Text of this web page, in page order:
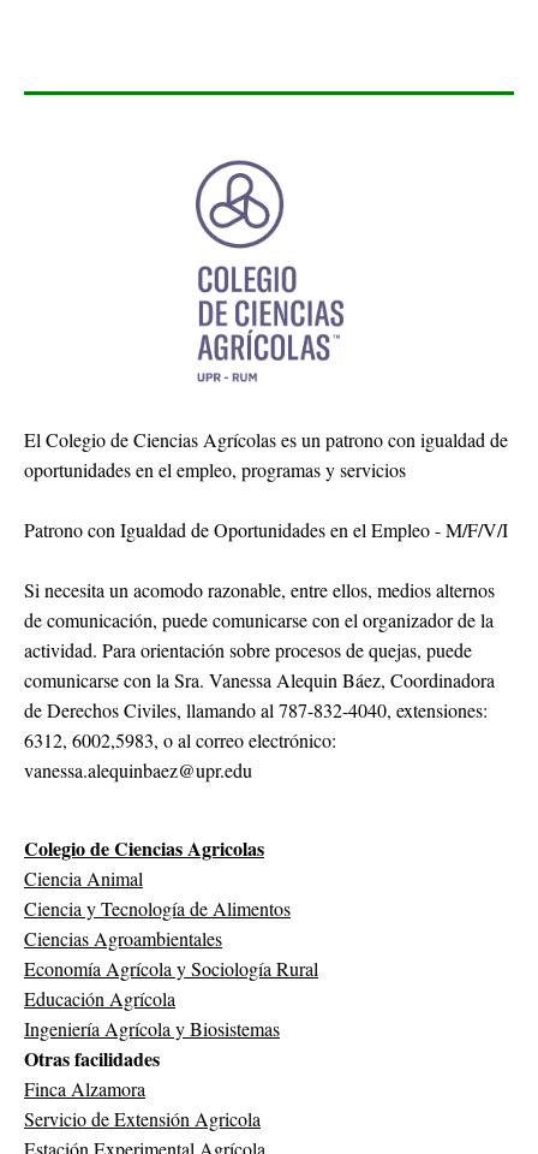
El Colegio de Ciencias Agrícolas es un patrono con igualdad de
oportunidades en el empleo, programas y servicios
Patrono con Igualdad de Oportunidades en el Empleo - M/F/V/I
Si necesita un acomodo razonable, entre ellos, medios alternos
de comunicación, puede comunicarse con el organizador de la
actividad. Para orientación sobre procesos de quejas, puede
comunicarse con la Sra. Vanessa Alequin Báez, Coordinadora
de Derechos Civiles, llamando al 787-832-4040, extensiones:
6312, 6002,5983, o al correo electrónico:
vanessa.alequinbaez@upr.edu
Colegio de Ciencias Agricolas
Ciencia Animal
Ciencia y Tecnología de Alimentos
Ciencias Agroambientales
Economía Agrícola y Sociología Rural
Educación Agrícola
Ingeniería Agrícola y Biosistemas
Otras facilidades
Finca Alzamora
Servicio de Extensión Agricola
Estación Experimental Agrícola